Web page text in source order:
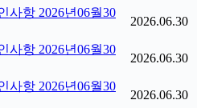
사항 2026년06월30
2026.06.30
사항 2026년06월30
2026.06.30
사항 2026년06월30
2026.06.30